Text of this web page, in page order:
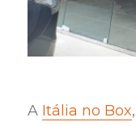
A Itália no Box